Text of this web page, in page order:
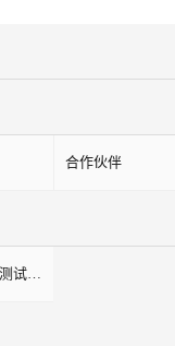
合作伙伴
物理性能测试仪器